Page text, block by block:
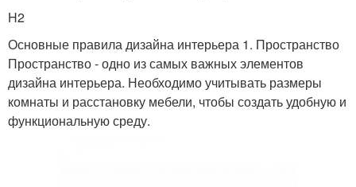
H2
Основные правила дизайна интерьера 1. Пространство
Пространство - одно из самых важных элементов
дизайна интерьера. Необходимо учитывать размеры
комнаты и расстановку мебели, чтобы создать удобную и
функциональную среду.